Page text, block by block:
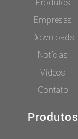
Produtos
Empresas
Downloads
Notícias
Vídeos
Contato
Produtos